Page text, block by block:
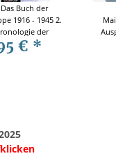
Buch der
1916 - 1945 2.
der
Technik
€ *